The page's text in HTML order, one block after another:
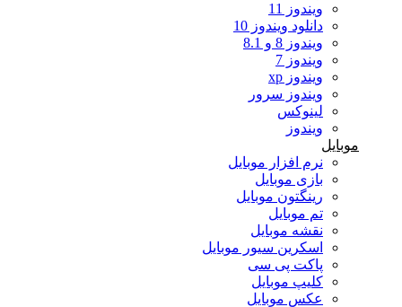
ویندوز 11
دانلود ویندوز 10
ویندوز 8 و 8.1
ویندوز 7
ویندوز xp
ویندوز سرور
لینوکس
ویندوز
موبایل
نرم افزار موبایل
بازی موبایل
رینگتون موبایل
تم موبایل
نقشه موبایل
اسکرین سیور موبایل
پاکت پی سی
کلیپ موبایل
عکس موبایل